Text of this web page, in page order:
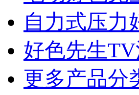
自力式压力
好色先生
更多产品分